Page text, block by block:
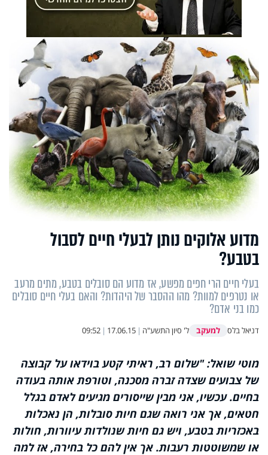
מדוע אלוקים נותן לבעלי חיים לסבול
בטבע?
בעלי חיים הרי חפים מפשע, אז מדוע הם סובלים בטבע, מתים מרעב
או נטרפים למוות? מהו ההסבר של היהדות? והאם בעלי חיים סובלים
כמו בני אדם?
דניאל בלס למעקב ל' סיון התשע"ה |
17.06.15
|
09:52
מוטי שואל: "שלום רב, ראיתי קטע בוידאו על קבוצה
של צבועים שצדה זברה מסכנה, וטורפת אותה בעודה
בחיים. עכשיו, אני מבין שייסורים מגיעים לאדם בגלל
חטאים, אך אני רואה שגם חיות סובלות, הן נאכלות
באכזריות בטבע, ויש גם חיות שנולדות עיוורות, חולות
או שמשוטטות רעבות. אך אין להם כל בחירה, אז למה